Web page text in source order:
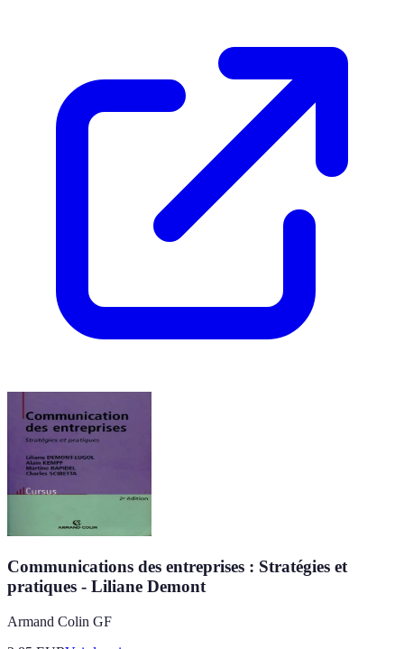
Communications des entreprises : Stratégies et
pratiques - Liliane Demont
Armand Colin GF